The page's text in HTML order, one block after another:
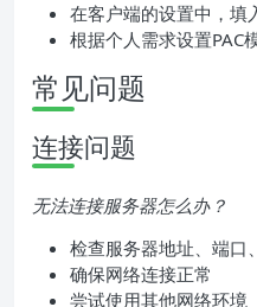
在客户端的设置中，填
根据个人需求设置PAC
常见问题
连接问题
无法连接服务器怎么办？
检查服务器地址、端口
确保网络连接正常
尝试使用其他网络环境